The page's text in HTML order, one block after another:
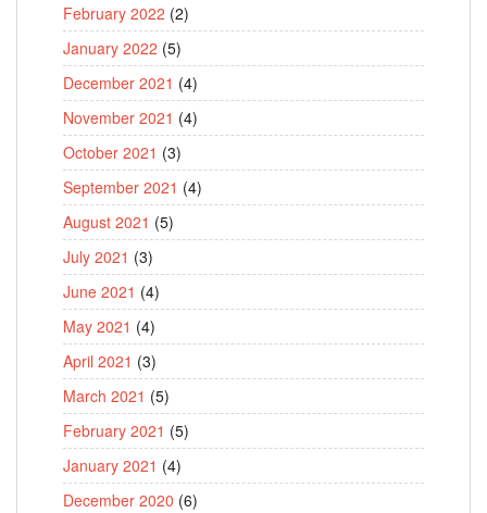
February 2022 (2)
January 2022 (5)
December 2021 (4)
November 2021 (4)
October 2021 (3)
September 2021 (4)
August 2021 (5)
July 2021 (3)
June 2021 (4)
May 2021 (4)
April 2021 (3)
March 2021 (5)
February 2021 (5)
January 2021 (4)
December 2020 (6)